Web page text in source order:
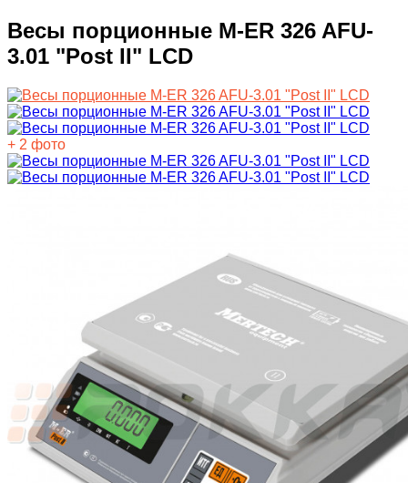
Весы порционные M-ER 326 AFU-
3.01 "Post II" LCD
+ 2 фото